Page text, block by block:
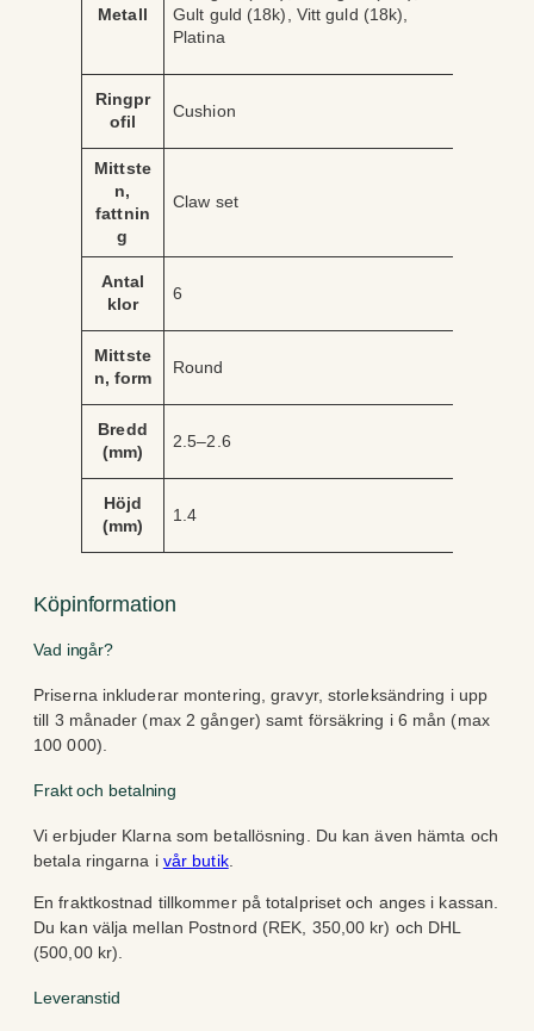
ri
ä
e
Metall
Gult guld (18k), Vitt guld (18k),
Platina
Ringpr
ofil
Cushion
Mittste
n,
fattnin
g
Claw set
Antal
klor
6
Mittste
n, form
Round
Bredd
(mm)
2.5–2.6
Höjd
(mm)
1.4
Köpinformation
Vad ingår?
Priserna inkluderar montering, gravyr, storleksändring i upp
till 3 månader (max 2 gånger) samt försäkring i 6 mån (max
100 000).
Frakt och betalning
Vi erbjuder Klarna som betallösning. Du kan även hämta och
betala ringarna i vår butik.
En fraktkostnad tillkommer på totalpriset och anges i kassan.
Du kan välja mellan Postnord (REK, 350,00 kr) och DHL
(500,00 kr).
Leveranstid